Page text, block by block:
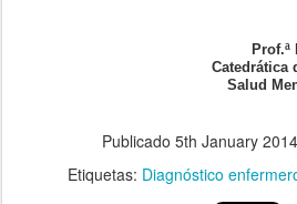
Prof.ª
Catedrática
Salud
Publicado 5th January 2014
Etiquetas: Diagnóstico